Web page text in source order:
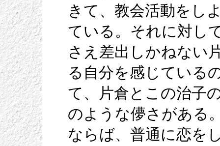
きて、教会活動をし
ている。それに対し
さえ差出しかねない
る自分を感じている
て、片倉とこの治子
のような儚さがある
ならば、普通に恋を